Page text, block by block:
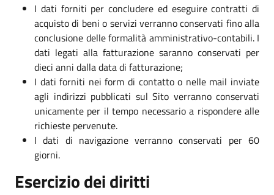
I dati forniti per concludere ed eseguire contratti di
acquisto di beni o servizi verranno conservati fino alla
conclusione delle formalità amministrativo-contabili. I
dati legati alla fatturazione saranno conservati per
dieci anni dalla data di fatturazione;
I dati forniti nei form di contatto o nelle mail inviate
agli indirizzi pubblicati sul Sito verranno conservati
unicamente per il tempo necessario a rispondere alle
richieste pervenute.
I dati di navigazione verranno conservati per 60
giorni.
Esercizio dei diritti